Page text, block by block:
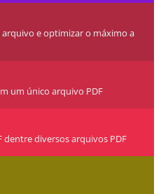
e optimizar o máximo a
um único arquivo PDF
dentre diversos arquivos PDF